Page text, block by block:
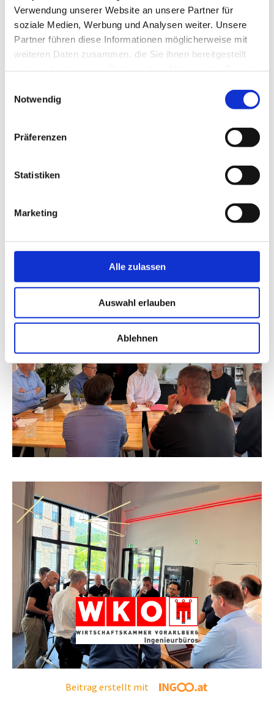
Verwendung unserer Website an unsere Partner für
soziale Medien, Werbung und Analysen weiter. Unsere
Partner führen diese Informationen möglicherweise mit
weiteren Daten zusammen, die Sie ihnen bereitgestellt
Notwendig
Präferenzen
Statistiken
Marketing
Alle zulassen
Auswahl erlauben
Ablehnen
Eda Noyan
Beitrag erstellt mit